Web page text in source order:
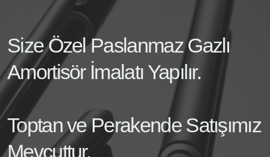
Size Özel Paslanmaz Gazlı
Amortisör İmalatı Yapılır.
Toptan ve Perakende Satışımız
Mevcuttur.